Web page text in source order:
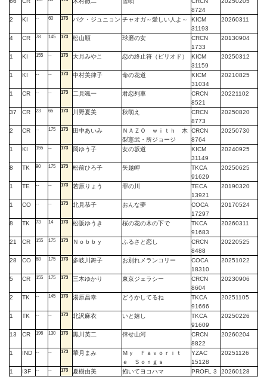
8724
2 KI -- 60 173 パク・ジュニョン チャオガ～愛しい人よ～
KICM
31193
20260311
4 CR 78 145 173 松山順 球磨の女
CRCN
1733
20130904
1 KI 155 -- 173 大月みやこ 恋の終止符（ピリオド）
KICM
31159
20250312
1 KI -- -- 173 中村美律子 命の花道
KICM
31034
20210825
1 CR -- -- 173 二見颯一 君恋列車
CRCN
8521
20221102
37 CR 23 65 173 川野夏美 秋萌え
CRCN
8773
20250820
2 CR -- 175 173 田中あいみ
ＮＡＺＯ ｗｉｔｈ 木
梨憲武・所ジョージ
CRCN
8764
20250730
1 KI 155 -- 173 岡ゆう子 女の坂道
KICM
31149
20240925
8 TK 90 175 173 松前ひろ子 矢越岬
TKCA
91629
20250625
1 TE -- -- 173 若原りょう 罪の川
TECA
13921
20190320
1 CO -- -- 173 北見恭子 おんな夢
COCA
17297
20170524
8 TK 73 14 173 松阪ゆうき 桜の花の木の下で
TKCA
91683
20260311
21 CR 155 175 173 Ｎｏｂｂｙ ふるさと恋し
CRCN
8488
20220525
28 CO 68 175 173 多岐川舞子 お別れメランコリー
COCA
18310
20251022
5 CR 155 175 173 三木ゆかり 東京ジェラシー
CRCN
8604
20230906
2 TK -- 145 173 湯原昌幸 どうかしてるね
TKCA
91666
20251105
1 TK -- -- 173 北沢麻衣 いと嬉し
TKCA
91609
20250226
13 CR 196 130 173 黒川英二 倖せ山河
CRCN
8822
20260204
1 IND -- -- 173 華月まみ
Ｍｙ Ｆａｖｏｒｉｔ
ｅ Ｓｏｎｇｓ
YZAC
15128
20251126
1 I3F -- -- 173 夏樹由美 抱いてヨコハマ PROFL 3 20260128